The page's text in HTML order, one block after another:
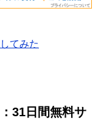
てみた
31日間無料サ